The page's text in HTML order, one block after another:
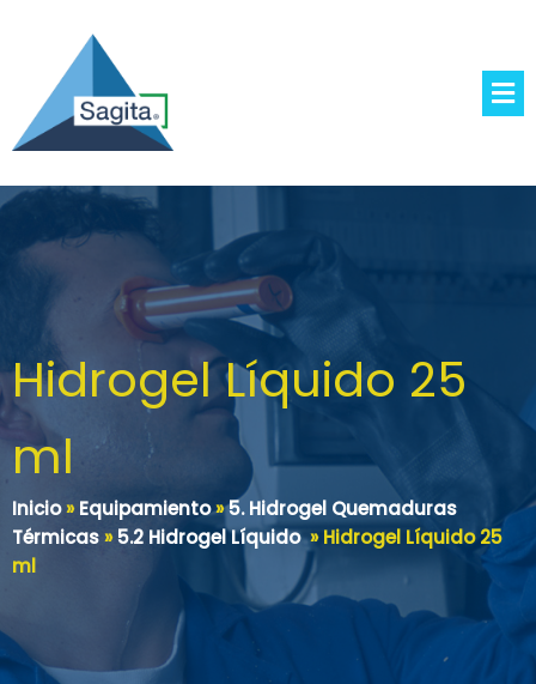
Hidrogel Líquido 25
ml
Inicio»Equipamiento»5. Hidrogel Quemaduras
Térmicas»5.2 Hidrogel Líquido»Hidrogel Líquido 25
ml